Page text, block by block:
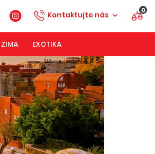
Kontaktujte nás 0
ZIMA EXOTIKA